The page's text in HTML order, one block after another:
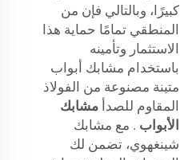
كبيرًا، وبالتالي فإن من
المنطقي تمامًا حماية هذا
الاستثمار وتأمينه
باستخدام مشابك أبواب
متينة مصنوعة من الفولاذ
المقاوم للصدأ مشابك
الأبواب . مع مشابك
شينغهوي، تضمن لك